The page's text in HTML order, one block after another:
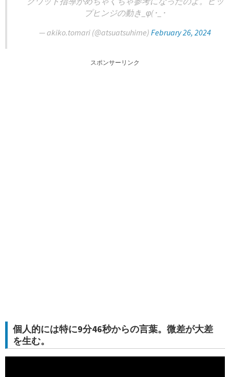
プヒンジの動き_φ(･_･
— akiko.tomari (@atsuatsuhime) February 26, 2024
スポンサーリンク
個人的には特に9分46秒からの言葉。微差が大差
を生む。